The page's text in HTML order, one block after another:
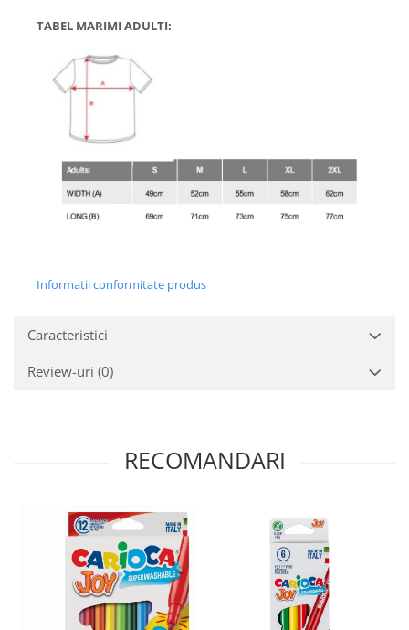
TABEL MARIMI ADULTI:
Informatii conformitate produs
Caracteristici
Review-uri (0)
RECOMANDARI